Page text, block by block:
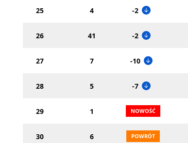
25 4 -2
26 41 -2
27 7 -10
28 5 -7
29 1
30 6